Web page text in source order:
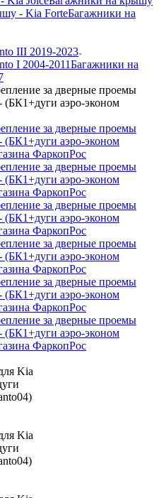
- Kia ForteБагажники на
III 2019-2023
I 2004-2011Багажники на
за дверные проемы
(БК1+дуги аэро-эконом